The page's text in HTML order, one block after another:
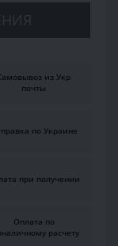
из Укр
почты
по Украине
при получении
Оплата по
расчету